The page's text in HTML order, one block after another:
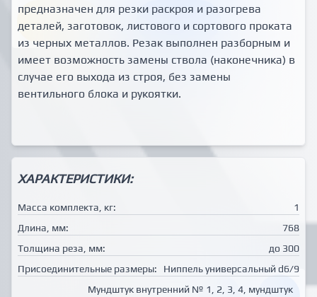
предназначен для резки раскроя и разогрева
деталей, заготовок, листового и сортового проката
из черных металлов. Резак выполнен разборным и
имеет возможность замены ствола (наконечника) в
случае его выхода из строя, без замены
вентильного блока и рукоятки.
ХАРАКТЕРИСТИКИ:
Масса комплекта, кг:
1
Длина, мм:
768
Толщина реза, мм:
до 300
Присоединительные размеры:
Ниппель универсальный d6/9
Мундштук внутренний № 1, 2, 3, 4, мундштук